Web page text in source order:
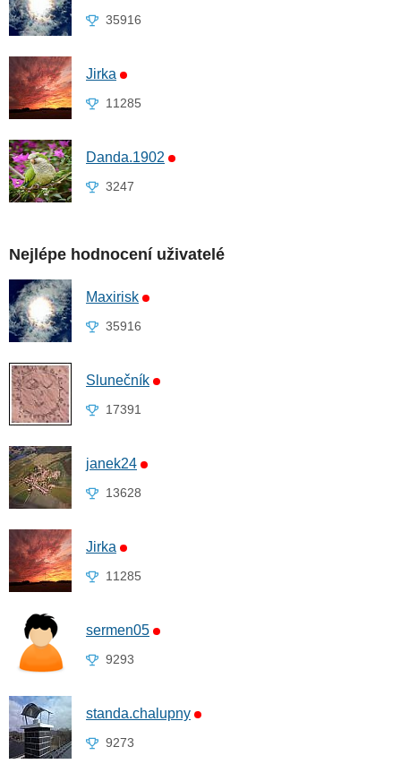
35916
Jirka
11285
Danda.1902
3247
Nejlépe hodnocení uživatelé
Maxirisk
35916
Slunečník
17391
janek24
13628
Jirka
11285
sermen05
9293
standa.chalupny
9273